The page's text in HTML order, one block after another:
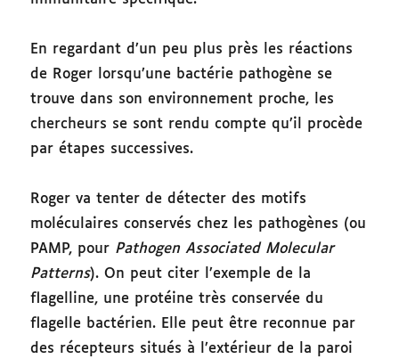
En regardant d’un peu plus près les réactions
de Roger lorsqu’une bactérie pathogène se
trouve dans son environnement proche, les
chercheurs se sont rendu compte qu’il procède
par étapes successives.
Roger va tenter de détecter des motifs
moléculaires conservés chez les pathogènes (ou
PAMP, pour Pathogen Associated Molecular
Patterns). On peut citer l’exemple de la
flagelline, une protéine très conservée du
flagelle bactérien. Elle peut être reconnue par
des récepteurs situés à l’extérieur de la paroi